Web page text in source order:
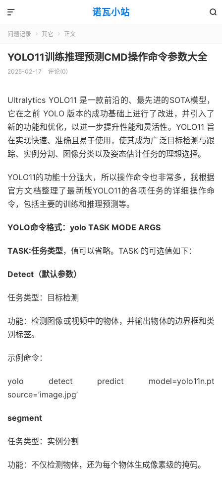
诺瓦小站 

问题记录  其它  正文
YOLO11训练推理预测CMD操作命令参数大全
2025-02-17 评论(0)
Ultralytics YOLO11 是一款前沿的、最先进的SOTA模型，
它在之前 YOLO 版本的成功基础上进行了改进，并引入了
新的功能和优化，以进一步提升性能和灵活性。YOLO11 旨
在实现快速、准确且易于使用，使其成为广泛目标检测与跟
踪、实例分割、图像分类以及姿态估计任务的理想选择。
YOLO11的功能十分强大，所以操作命令也非常多，我根据
官方文档整理了最新版YOLO11的各项任务的详细操作命
令，包括主要的训练和推理预测等。
YOLO命令格式：yolo TASK MODE ARGS
TASK:任务类型，值可以省略。TASK 的可选值如下：
Detect（默认参数）
任务类型：目标检测
功能：检测图像或视频中的物体，并输出物体的边界框和类
别标签。
示例命令：
yolo detect predict model=yolo11n.pt
source=’image.jpg’
segment
任务类型：实例分割
功能：不仅检测物体，还为每个物体生成像素级的掩码。